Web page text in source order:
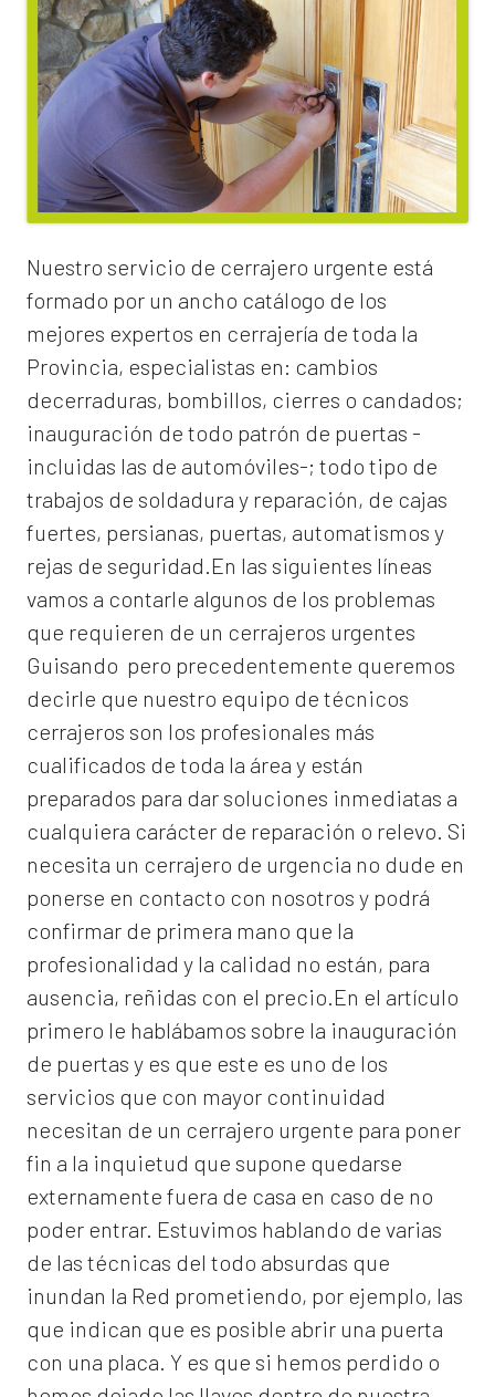
Nuestro servicio de cerrajero urgente está
formado por un ancho catálogo de los
mejores expertos en cerrajería de toda la
Provincia, especialistas en: cambios
decerraduras, bombillos, cierres o candados;
inauguración de todo patrón de puertas -
incluidas las de automóviles-; todo tipo de
trabajos de soldadura y reparación, de cajas
fuertes, persianas, puertas, automatismos y
rejas de seguridad.En las siguientes líneas
vamos a contarle algunos de los problemas
que requieren de un cerrajeros urgentes
Guisando pero precedentemente queremos
decirle que nuestro equipo de técnicos
cerrajeros son los profesionales más
cualificados de toda la área y están
preparados para dar soluciones inmediatas a
cualquiera carácter de reparación o relevo. Si
necesita un cerrajero de urgencia no dude en
ponerse en contacto con nosotros y podrá
confirmar de primera mano que la
profesionalidad y la calidad no están, para
ausencia, reñidas con el precio.En el artículo
primero le hablábamos sobre la inauguración
de puertas y es que este es uno de los
servicios que con mayor continuidad
necesitan de un cerrajero urgente para poner
fin a la inquietud que supone quedarse
externamente fuera de casa en caso de no
poder entrar. Estuvimos hablando de varias
de las técnicas del todo absurdas que
inundan la Red prometiendo, por ejemplo, las
que indican que es posible abrir una puerta
con una placa. Y es que si hemos perdido o